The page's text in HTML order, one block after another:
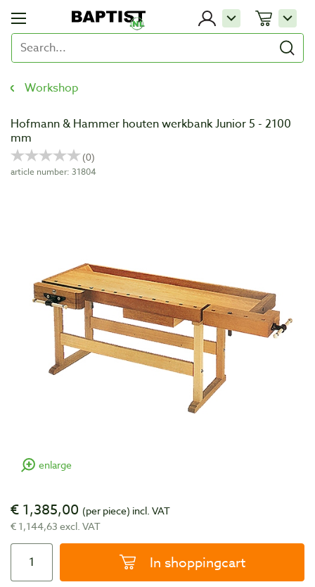
Workshop
Hofmann & Hammer houten werkbank Junior 5 - 2100
mm
article number: 31804
enlarge
€ 1,385,00 (per piece) incl. VAT
€ 1,144,63 excl. VAT
In shoppingcart